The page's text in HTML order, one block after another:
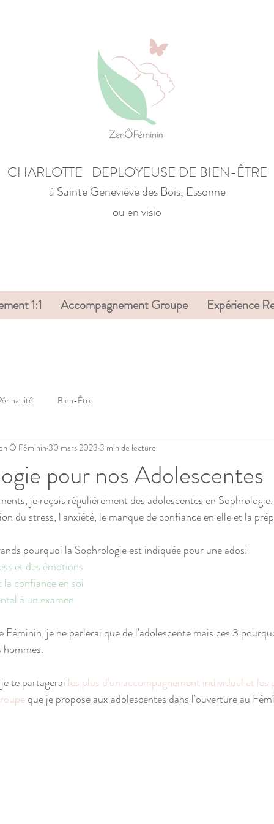
CHARLOTTE DEPLOYEUSE DE BIEN-ÊTRE
à Sainte Geneviève des Bois, Essonne
ou en visio
1:1 Accompagnement Groupe Expérience
Bien-Être
pour nos Adolescentes
Ô Féminin 30 mars 2023 3 min de lecture
je reçois régulièrement des adolescentes en
du stress, l'anxiété, le manque de confiance en elle et la
pourquoi la Sophrologie est indiquée pour une ados:
et des émotions
confiance en soi
à un examen
Féminin, je ne parlerai que de l'adolescente mais ces 3
hommes.
te partagerai les plus d'un accompagnement individuel et les
que je propose aux adolescentes dans l'ouverture au